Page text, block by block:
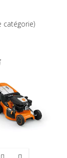
catégorie)